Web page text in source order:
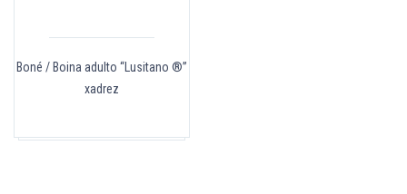
Boné / Boina adulto “Lusitano ®”
xadrez